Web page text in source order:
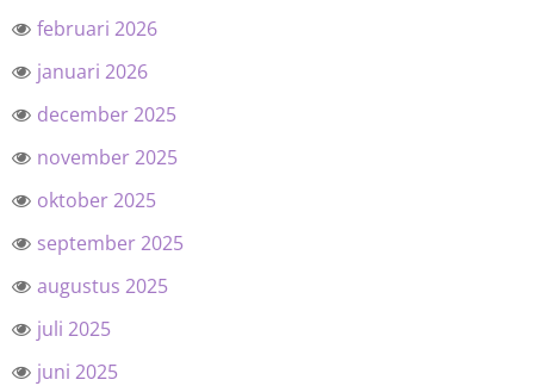
februari 2026
januari 2026
december 2025
november 2025
oktober 2025
september 2025
augustus 2025
juli 2025
juni 2025